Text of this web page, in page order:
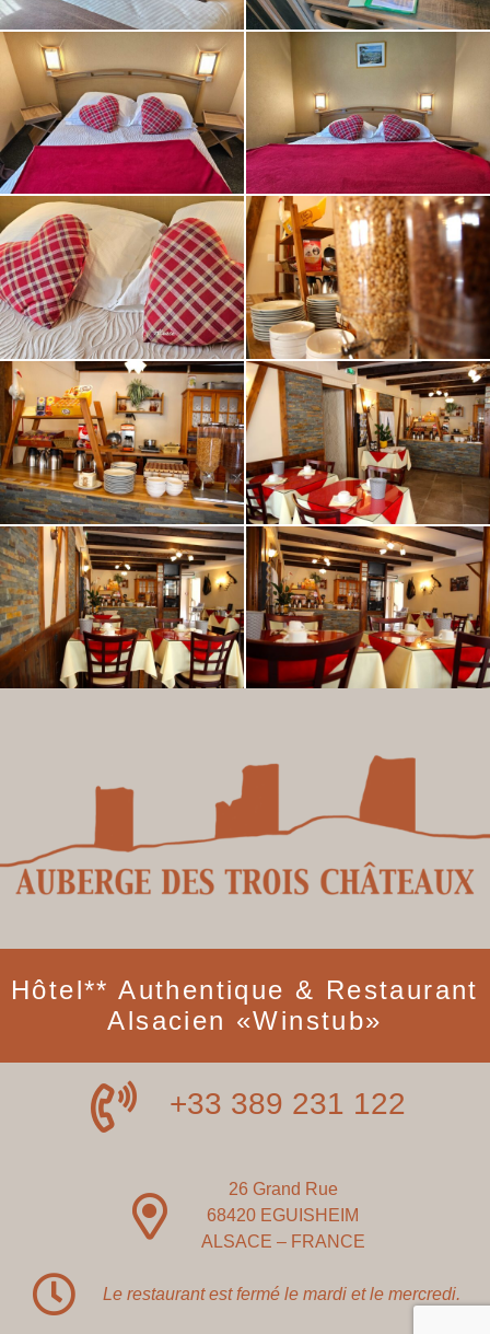
Hôtel** Authentique & Restaurant
Alsacien «Winstub»
+33 389 231 122
26 Grand Rue
68420 EGUISHEIM
ALSACE – FRANCE
Le restaurant est fermé le mardi et le mercredi.